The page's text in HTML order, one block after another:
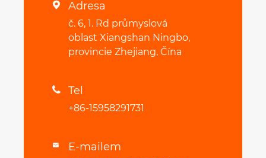
 Adresa
č. 6, 1. Rd průmyslová
oblast Xiangshan Ningbo,
provincie Zhejiang, Čína
 Tel
+86-15958291731
 E-mailem